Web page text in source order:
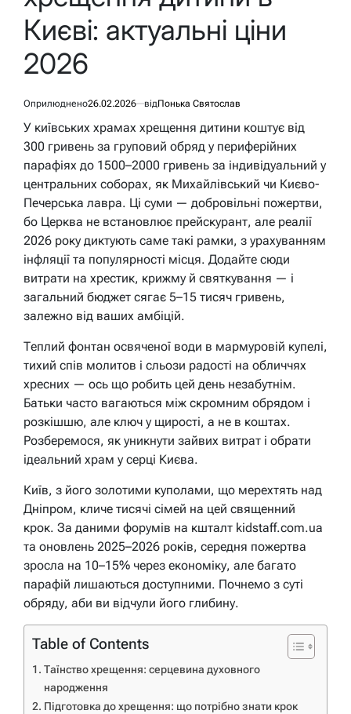
Києві: актуальні ціни
2026
Оприлюднено26.02.2026 відПонька Святослав
У київських храмах хрещення дитини коштує від
300 гривень за груповий обряд у периферійних
парафіях до 1500–2000 гривень за індивідуальний у
центральних соборах, як Михайлівський чи Києво-
Печерська лавра. Ці суми — добровільні пожертви,
бо Церква не встановлює прейскурант, але реалії
2026 року диктують саме такі рамки, з урахуванням
інфляції та популярності місця. Додайте сюди
витрати на хрестик, крижму й святкування — і
загальний бюджет сягає 5–15 тисяч гривень,
залежно від ваших амбіцій.
Теплий фонтан освяченої води в мармуровій купелі,
тихий спів молитов і сльози радості на обличчях
хресних — ось що робить цей день незабутнім.
Батьки часто вагаються між скромним обрядом і
розкішшю, але ключ у щирості, а не в коштах.
Розберемося, як уникнути зайвих витрат і обрати
ідеальний храм у серці Києва.
Київ, з його золотими куполами, що мерехтять над
Дніпром, кличе тисячі сімей на цей священний
крок. За даними форумів на кшталт kidstaff.com.ua
та оновлень 2025–2026 років, середня пожертва
зросла на 10–15% через економіку, але багато
парафій лишаються доступними. Почнемо з суті
обряду, аби ви відчули його глибину.
Table of Contents
Таїнство хрещення: серцевина духовного
народження
Підготовка до хрещення: що потрібно знати крок